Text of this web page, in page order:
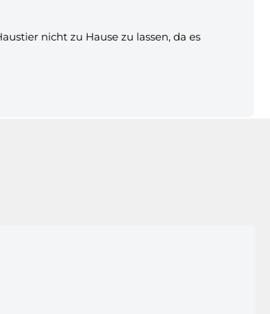
nicht zu Hause zu lassen, da es